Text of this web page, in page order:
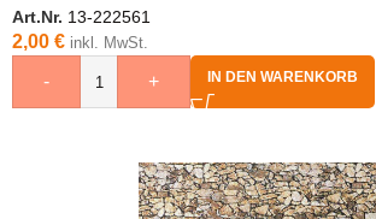
Art.Nr. 13-222561
2,00 € inkl. MwSt.
- + IN DEN WARENKORB